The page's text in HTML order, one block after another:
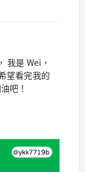
我是 Wei，
望看完我的
吧！